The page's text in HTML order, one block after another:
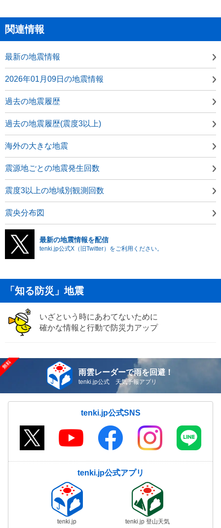
関連情報
最新の地震情報
2026年01月09日の地震情報
過去の地震履歴
過去の地震履歴(震度3以上)
海外の大きな地震
震源地ごとの地震発生回数
震度3以上の地域別観測回数
震央分布図
最新の地震情報を配信
tenki.jp公式X（旧Twitter）をご利用ください。
「知る防災」地震
いざという時にあわてないために
確かな情報と行動で防災力アップ
雨雲レーダーで雨を回避！
tenki.jp公式 天気予報アプリ
tenki.jp公式SNS
tenki.jp公式アプリ
tenki.jp tenki.jp 登山天気